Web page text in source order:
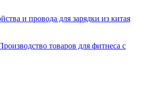
и провода для зарядки из китая
товаров для фитнеса с